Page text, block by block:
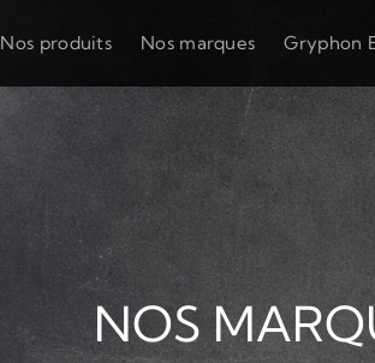
NOS
Nos produits Nos marques Gryphon